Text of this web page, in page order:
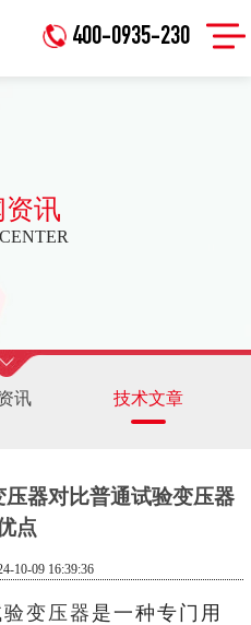
400-0935-230
资讯
讯 技术文章
器对比普通试验变压器
点
10-09 16:39:36
变压器 是一种专门用